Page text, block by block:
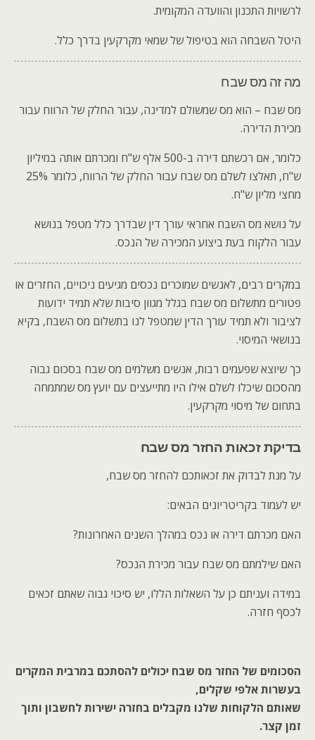
לרשויות התכנון והוועדה המקומית.
היטל השבחה הוא בטיפול של שמאי מקרקעין בדרך כלל.
מה זה מס שבח
מס שבח – הוא מס שמשולם למדינה, עבור החלק של הרווח עבור
מכירת הדירה.
כלומר, אם רכשתם דירה ב-500 אלף ש"ח ומכרתם אותה במיליון
ש"ח, תאלצו לשלם מס שבח עבור החלק של הרווח, כלומר 25%
מחצי מליון ש"ח.
על נושא מס השבח אחראי עורך דין שבדרך כלל מטפל בנושא
עבור הלקוח בעת ביצוע המכירה של הנכס.
במקרים רבים, לאנשים שמוכרים נכסים מגיעים ניכויים, החזרים או
פטורים מתשלום מס שבח בגלל מגוון סיבות שלא תמיד ידועות
לציבור ולא תמיד עורך הדין שמטפל לנו בתשלום מס השבח, בקיא
בנושאי המיסוי.
כך שיוצא שפעמים רבות, אנשים משלמים מס שבח בסכום גבוה
מהסכום שיכלו לשלם אילו היו מתייעצים עם יועץ מס שמתמחה
בתחום של מיסוי מקרקעין.
בדיקת זכאות החזר מס שבח
על מנת לבדוק את זכאותכם להחזר מס שבח,
יש לעמוד בקריטריונים הבאים:
האם מכרתם דירה או נכס במהלך השנים האחרונות?
האם שילמתם מס שבח עבור מכירת הנכס?
במידה ועניתם כן על השאלות הללו, יש סיכוי גבוה שאתם זכאים
לכסף חזרה.
הסכומים של החזר מס שבח יכולים להסתכם במרבית המקרים
בעשרות אלפי שקלים,
שאותם הלקוחות שלנו מקבלים בחזרה ישירות לחשבון ותוך
זמן קצר.